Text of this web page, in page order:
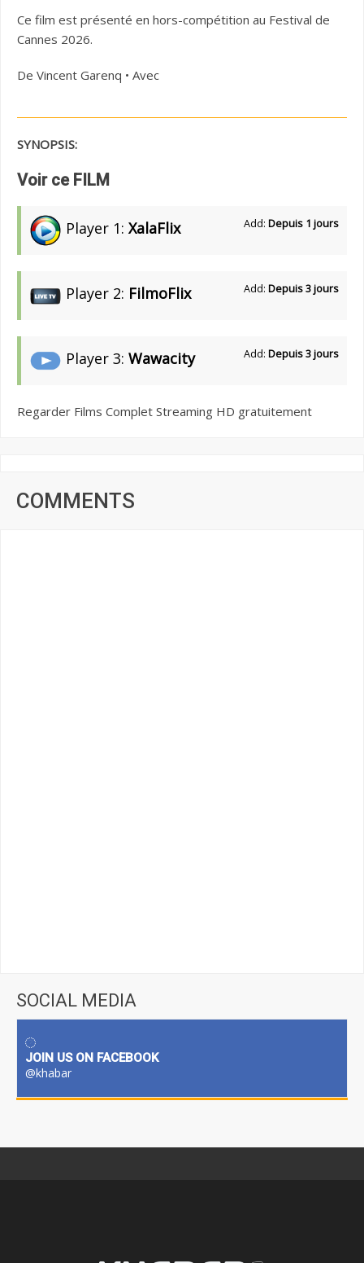
Ce film est présenté en hors-compétition au Festival de
Cannes 2026.
De Vincent Garenq • Avec
SYNOPSIS:
Voir ce FILM
Player 1: XalaFlix Add: Depuis 1 jours
Player 2: FilmoFlix Add: Depuis 3 jours
Player 3: Wawacity Add: Depuis 3 jours
Regarder Films Complet Streaming HD gratuitement
COMMENTS
SOCIAL MEDIA
JOIN US ON FACEBOOK
@khabar